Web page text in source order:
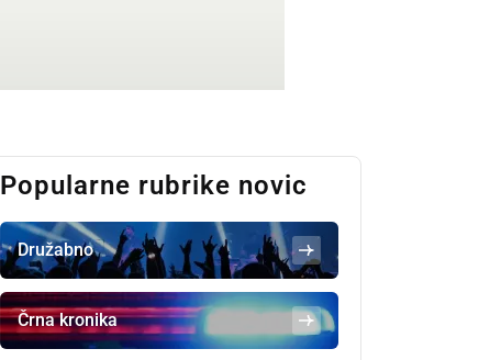
Popularne rubrike novic
Družabno
Črna kronika